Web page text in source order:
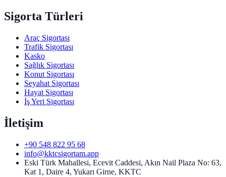
Sigorta Türleri
Araç Sigortası
Trafik Sigortası
Kasko
Sağlık Sigortası
Konut Sigortası
Seyahat Sigortası
Hayat Sigortası
İş Yeri Sigortası
İletişim
+90 548 822 95 68
info@kktcsigortam.app
Eski Türk Mahallesi, Ecevit Caddesi, Akın Nail Plaza No: 63,
Kat 1, Daire 4, Yukarı Girne, KKTC